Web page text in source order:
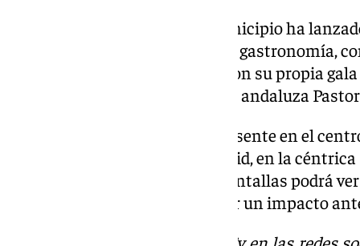
Como principal reclamo, el municipio ha
tradición, cultura, patrimonio y gastronomía,
cabeza, producto que contará con su propia
boquerón de plata a la cantante andaluza
Rincón de la Victoria estará presente en el
principal eje comercial de Madrid, en la
Teatro Capitol, donde en sus pantallas podrá
Victoria con el objetivo de lograr un impacto